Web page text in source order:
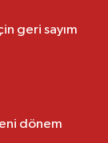
geri sayım
dönem